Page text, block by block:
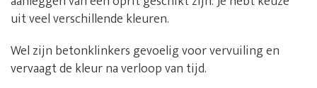
uit veel verschillende kleuren.
Wel zijn betonklinkers gevoelig voor vervuiling en
vervaagt de kleur na verloop van tijd.